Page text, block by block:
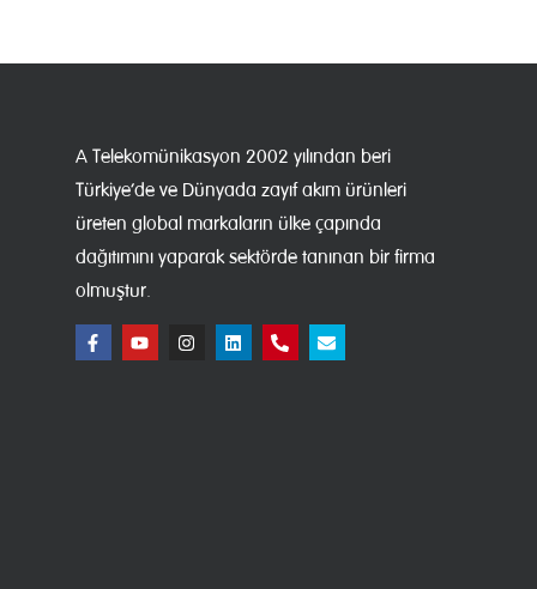
A Telekomünikasyon 2002 yılından beri
Türkiye’de ve Dünyada zayıf akım ürünleri
üreten global markaların ülke çapında
dağıtımını yaparak sektörde tanınan bir firma
olmuştur.